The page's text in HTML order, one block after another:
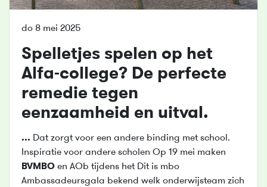
do 8 mei 2025
Spelletjes spelen op het
Alfa-college? De perfecte
remedie tegen
eenzaamheid en uitval.
... Dat zorgt voor een andere binding met school.
Inspiratie voor andere scholen Op 19 mei maken
BVMBO en AOb tijdens het Dit is mbo
Ambassadeursgala bekend welk onderwijsteam zich